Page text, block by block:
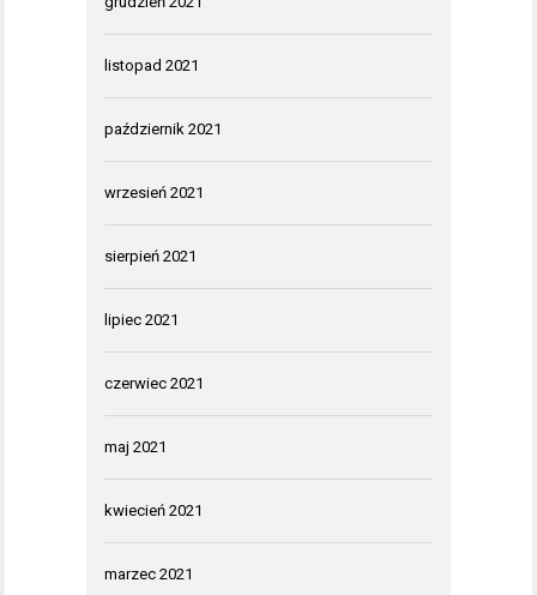
listopad 2021
październik 2021
wrzesień 2021
sierpień 2021
lipiec 2021
czerwiec 2021
maj 2021
kwiecień 2021
marzec 2021